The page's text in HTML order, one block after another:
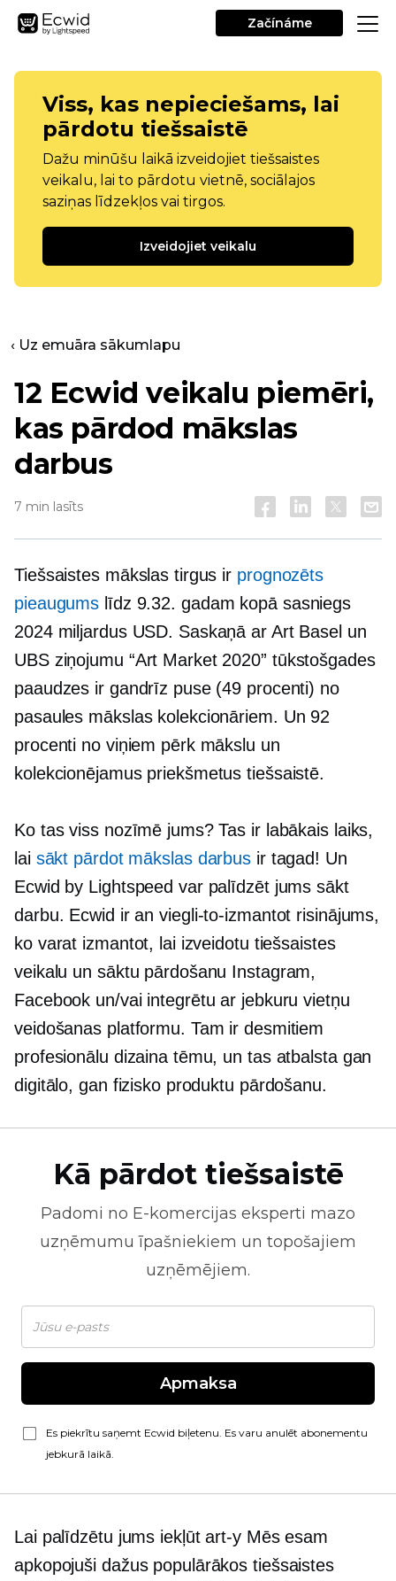
Začínáme
Viss, kas nepieciešams, lai
pārdotu tiešsaistē
Dažu minūšu laikā izveidojiet tiešsaistes
veikalu, lai to pārdotu vietnē, sociālajos
saziņas līdzekļos vai tirgos.
Izveidojiet veikalu
‹ Uz emuāra sākumlapu
12 Ecwid veikalu piemēri,
kas pārdod mākslas
darbus
7 min lasīts
Tiešsaistes mākslas tirgus ir prognozēts
pieaugums līdz 9.32. gadam kopā sasniegs
2024 miljardus USD. Saskaņā ar Art Basel un
UBS ziņojumu “Art Market 2020” tūkstošgades
paaudzes ir gandrīz puse (49 procenti) no
pasaules mākslas kolekcionāriem. Un 92
procenti no viņiem pērk mākslu un
kolekcionējamus priekšmetus tiešsaistē.
Ko tas viss nozīmē jums? Tas ir labākais laiks,
lai sākt pārdot mākslas darbus ir tagad! Un
Ecwid by Lightspeed var palīdzēt jums sākt
darbu. Ecwid ir anviegli-to-izmantot risinājums,
ko varat izmantot, lai izveidotu tiešsaistes
veikalu un sāktu pārdošanu Instagram,
Facebook un/vai integrētu ar jebkuru vietņu
veidošanas platformu. Tam ir desmitiem
profesionālu dizaina tēmu, un tas atbalsta gan
digitālo, gan fizisko produktu pārdošanu.
Kā pārdot tiešsaistē
Padomi no E-komercijas eksperti mazo
uzņēmumu īpašniekiem un topošajiem
uzņēmējiem.
Apmaksa
Es piekrītu saņemt Ecwid biļetenu. Es varu anulēt abonementu
jebkurā laikā.
Lai palīdzētu jums iekļūtart-yMēs esam
apkopojuši dažus populārākos tiešsaistes